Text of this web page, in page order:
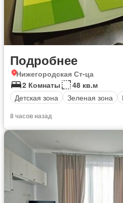
Подробнее
Нижегородская Ст-ца
2 Комнаты
48 кв.м
Детская зона
Зеленая зона
8 часов назад